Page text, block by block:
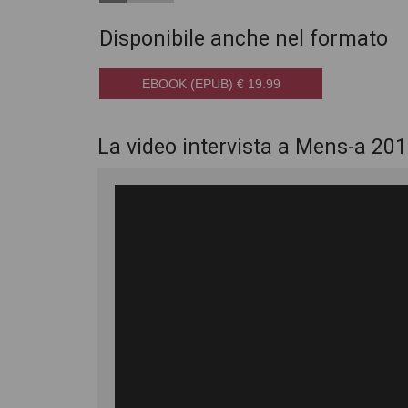
Disponibile anche nel formato
EBOOK (EPUB) € 19.99
La video intervista a Mens-a